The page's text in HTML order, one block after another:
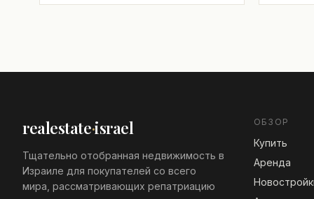
realestate·israel
Тщательно отобранная недвижимость в
Израиле для покупателей со всего
мира, рассматривающих репатриацию
ОБЗОР
Купить
Аренда